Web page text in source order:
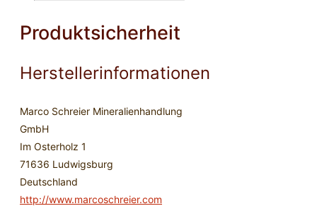
Produktsicherheit
Herstellerinformationen
Marco Schreier Mineralienhandlung
GmbH
Im Osterholz 1
71636 Ludwigsburg
Deutschland
http://www.marcoschreier.com